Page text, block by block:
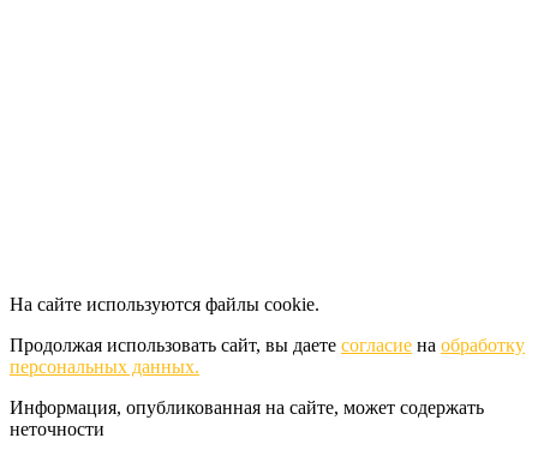
На сайте используются файлы cookie.
Продолжая использовать сайт, вы даете согласие на обработку
персональных данных.
Информация, опубликованная на сайте, может содержать
неточности